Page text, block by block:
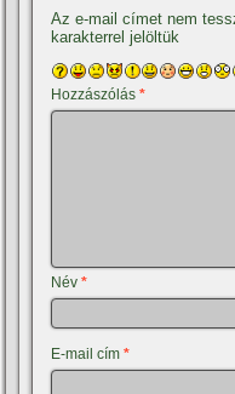
Az e-mail címet nem
karakterrel jelöltük
Hozzászólás*
Név*
E-mail cím*